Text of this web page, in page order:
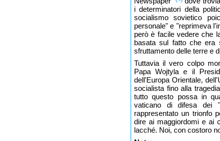
i determinatori della
socialismo sovietico
personale" e "reprimeva
però è facile vedere che
basata sul fatto che era
sfruttamento delle terre e
Tuttavia il vero colpo
Papa Wojtyla e il
dell'Europa Orientale,
socialista fino alla
tutto questo possa in
vaticano di difesa dei
rappresentato un trionfo
dire ai maggiordomi e ai
lacché. Noi, con costoro